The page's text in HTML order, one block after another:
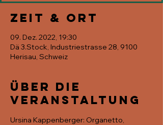
Zeit & Ort
09. Dez. 2022, 19:30
Dä 3.Stock, Industriestrasse 28, 9100
Herisau, Schweiz
Über die
Veranstaltung
Ursina Kappenberger: Organetto,